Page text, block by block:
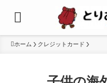
ホーム クレジットカード